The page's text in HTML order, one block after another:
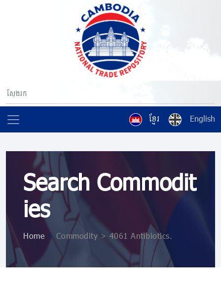
ខ្មែរ English
Search Commodit
ies
Home > Commodity > 4061 Antibiotics.